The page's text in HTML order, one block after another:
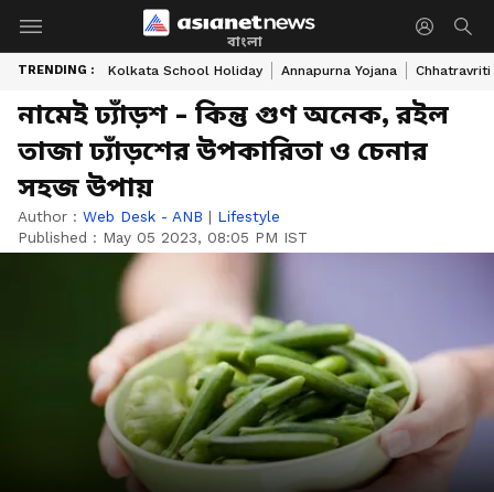
বাংলা
TRENDING : Kolkata School Holiday Annapurna Yojana Chhatravriti
নামেই ঢ্যাঁড়শ - কিন্তু গুণ অনেক, রইল
তাজা ঢ্যাঁড়শের উপকারিতা ও চেনার
সহজ উপায়
Author : Web Desk - ANB | Lifestyle
Published : May 05 2023, 08:05 PM IST